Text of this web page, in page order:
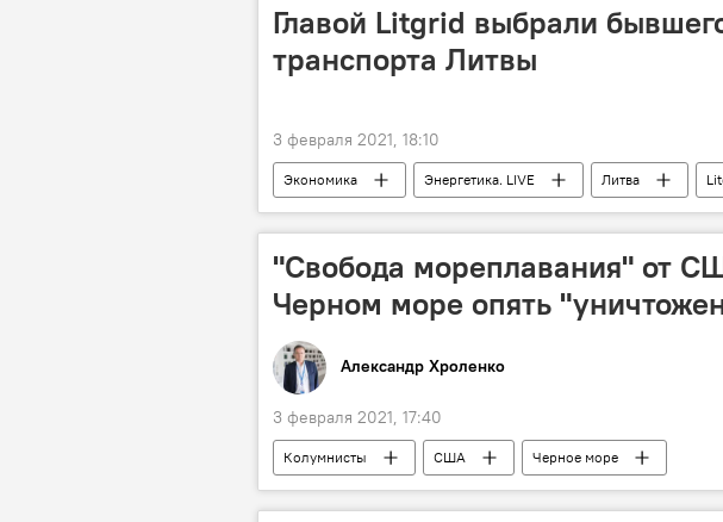
Главой Litgrid выбрали
транспорта Литвы
3 февраля 2021, 18:10
Экономика Энергетика. LIVE Литва
энергетика
"Свобода мореплавания" от
Черном море опять
Александр Хроленко
3 февраля 2021, 17:40
Колумнисты США Черное море